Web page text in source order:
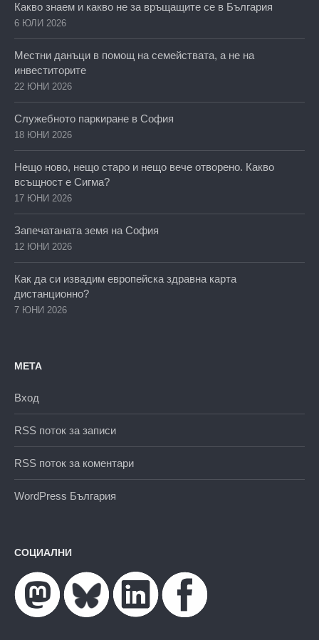
Какво знаем и какво не за връщащите се в България
6 ЮЛИ 2026
Местни данъци в помощ на семействата, а не на
инвеститорите
22 ЮНИ 2026
Служебното паркиране в София
18 ЮНИ 2026
Нещо ново, нещо старо и нещо вече отворено. Какво
всъщност е Сигма?
17 ЮНИ 2026
Запечатаната земя на София
12 ЮНИ 2026
Как да си извадим европейска здравна карта
дистанционно?
7 ЮНИ 2026
МЕТА
Вход
RSS поток за записи
RSS поток за коментари
WordPress България
СОЦИАЛНИ